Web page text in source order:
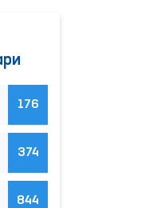
176
374
844